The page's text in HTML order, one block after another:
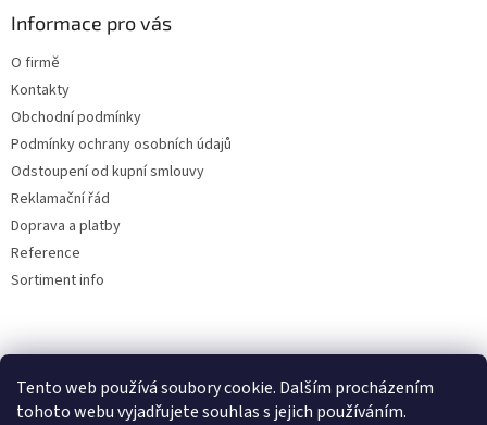
Tento web používá soubory cookie. Dalším procházením
tohoto webu vyjadřujete souhlas s jejich používáním.
Informace pro vás
O firmě
Kontakty
Obchodní podmínky
Podmínky ochrany osobních údajů
Odstoupení od kupní smlouvy
Reklamační řád
Doprava a platby
Reference
Sortiment info
Reklamační řád